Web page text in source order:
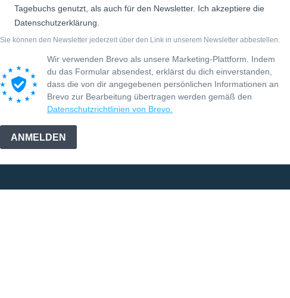
Tagebuchs genutzt, als auch für den Newsletter. Ich akzeptiere die
Datenschutzerklärung.
Sie können den Newsletter jederzeit über den Link in unserem Newsletter abbestellen.
Wir verwenden Brevo als unsere Marketing-Plattform. Indem
du das Formular absendest, erklärst du dich einverstanden,
dass die von dir angegebenen persönlichen Informationen an
Brevo zur Bearbeitung übertragen werden gemäß den
Datenschutzrichtlinien von Brevo.
ANMELDEN